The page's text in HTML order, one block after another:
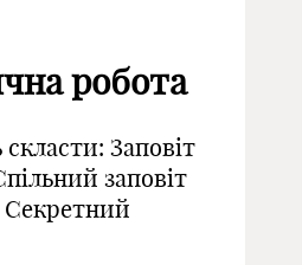
робота
Заповіт
заповіт